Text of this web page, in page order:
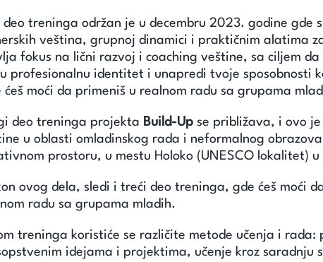
deo treninga održan je u decembru 2023. godine gde
veština, grupnoj dinamici i praktičnim alatima
fokus na lični razvoj i coaching veštine, sa ciljem
profesionalnu identitet i unapredi tvoje
ćeš moći da primeniš u realnom radu sa grupama
deo treninga projekta Build-Up se približava, i ovo
u oblasti omladinskog rada i neformalnog
prostoru, u mestu Holoko (UNESCO lokalitet)
ovog dela, sledi i treći deo treninga, gde ćeš moći
radu sa grupama mladih.
treninga koristiće se različite metode učenja i
idejama i projektima, učenje kroz saradnju